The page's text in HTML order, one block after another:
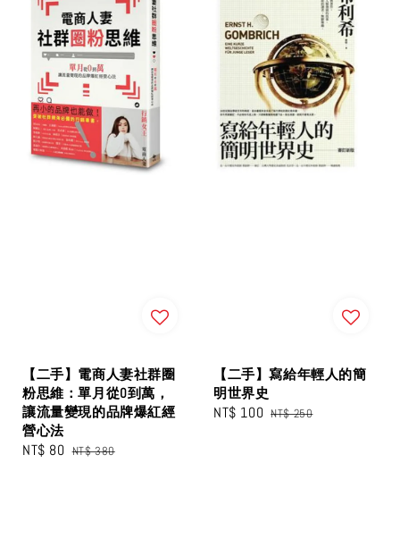
【二手】電商人妻社群圈
粉思維：單月從0到萬，
讓流量變現的品牌爆紅經
營心法
Sale
NT$ 80 Regular
NT$ 380
【二手】寫給年輕人的簡
明世界史
Sale
NT$ 100 Regular
NT$ 250